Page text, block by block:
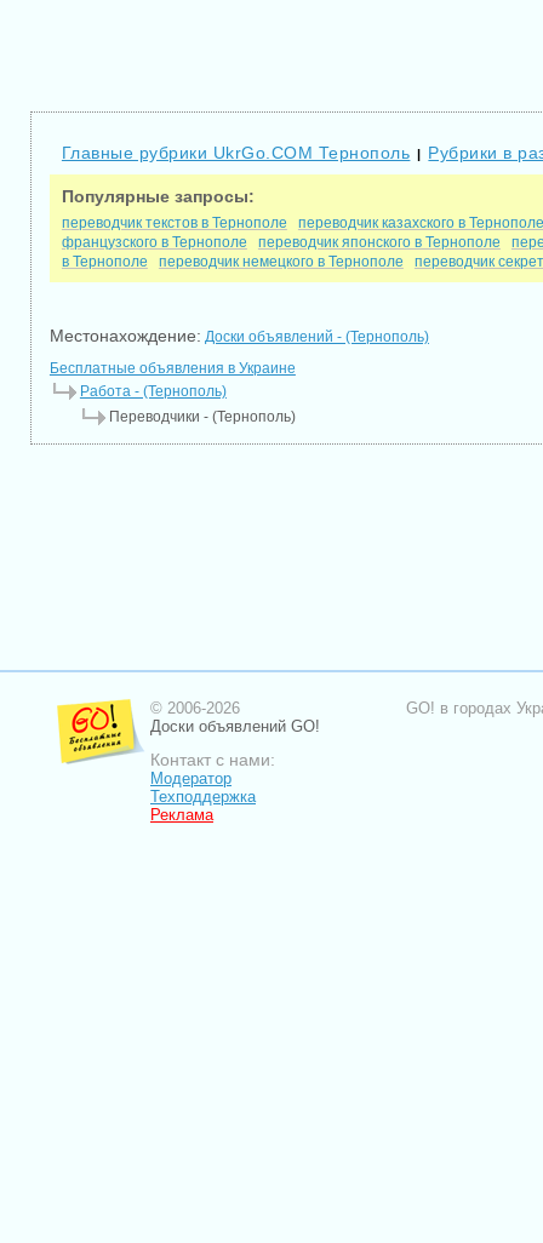
Главные рубрики UkrGo.COM Тернополь | Рубрики в
Популярные запросы:
переводчик текстов в Тернополе
переводчик казахского в Тернополе
французского в Тернополе
переводчик японского в Тернополе
в Тернополе
переводчик немецкого в Тернополе переводчик
Местонахождение: Доски объявлений - (Тернополь)
Бесплатные объявления в Украине
Работа - (Тернополь)
Переводчики - (Тернополь)
© 2006-2026
Доски объявлений GO!
Контакт с нами:
Модератор
Техподдержка
Реклама
GO! в городах